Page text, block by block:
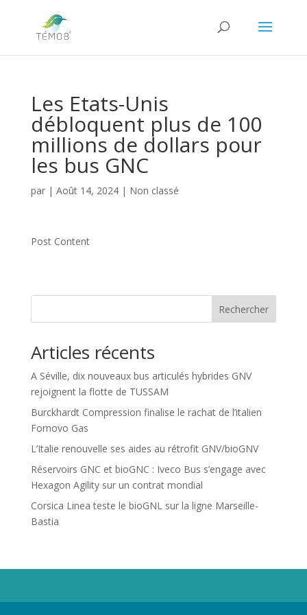
Les Etats-Unis
débloquent plus de 100
millions de dollars pour
les bus GNC
par | Août 14, 2024| Non classé
Post Content
Rechercher
Articles récents
A Séville, dix nouveaux bus articulés hybrides GNV
rejoignent la flotte de TUSSAM
Burckhardt Compression finalise le rachat de l’italien
Fornovo Gas
L’Italie renouvelle ses aides au rétrofit GNV/bioGNV
Réservoirs GNC et bioGNC : Iveco Bus s’engage avec
Hexagon Agility sur un contrat mondial
Corsica Linea teste le bioGNL sur la ligne Marseille-
Bastia
Propriété de Territoire d'Energie Lot-et-Garonne. Voir